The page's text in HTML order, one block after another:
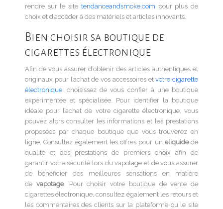
rendre sur le site tendanceandsmoke.com pour plus de
choix et d’accéder à des matériels et articles innovants.
Bien choisir sa boutique de
cigarettes électronique
Afin de vous assurer d’obtenir des articles authentiques et
originaux pour l’achat de vos accessoires etvotre cigarette
électronique, choisissez de vous confier à une boutique
expérimentée et spécialisée. Pour identifier la boutique
idéale pour l’achat de votre cigarette électronique, vous
pouvez alors consulter les informations et les prestations
proposées par chaque boutique que vous trouverez en
ligne. Consultez également les offres pour un eliquidede
qualité et des prestations de premiers choix afin de
garantir votre sécurité lors du vapotage et de vous assurer
de bénéficier des meilleures sensations en matière
de vapotage. Pour choisir votre boutique de vente de
cigarettes électronique, consultez également les retours et
les commentaires des clients sur la plateforme ou le site